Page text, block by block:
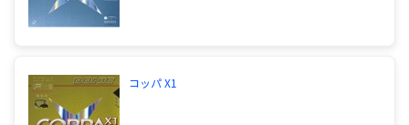
コッパ X1